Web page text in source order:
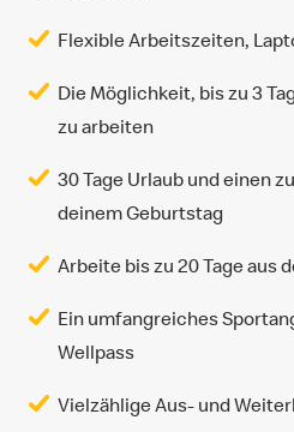
Flexible Arbeitszeiten,
Die Möglichkeit, bis zu 3
zu arbeiten
30 Tage Urlaub und einen
deinem Geburtstag
Arbeite bis zu 20 Tage aus
Ein umfangreiches
Wellpass
Vielzählige Aus- und